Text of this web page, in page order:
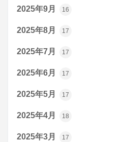
2025年9月 16
2025年8月 17
2025年7月 17
2025年6月 17
2025年5月 17
2025年4月 18
2025年3月 17